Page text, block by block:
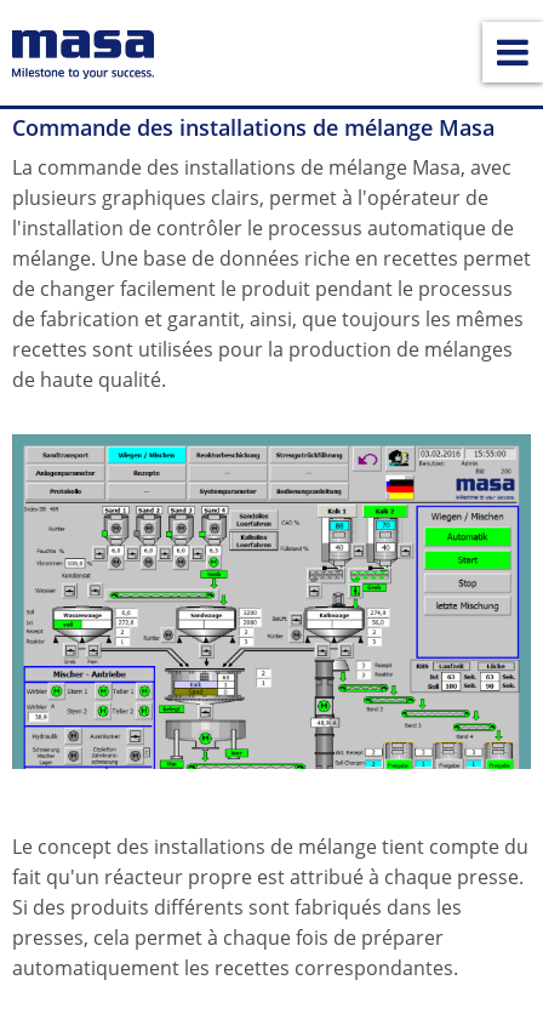
Commande des installations de mélange Masa
La commande des installations de mélange Masa, avec
plusieurs graphiques clairs, permet à l'opérateur de
l'installation de contrôler le processus automatique de
mélange. Une base de données riche en recettes permet
de changer facilement le produit pendant le processus
de fabrication et garantit, ainsi, que toujours les mêmes
recettes sont utilisées pour la production de mélanges
de haute qualité.
Le concept des installations de mélange tient compte du
fait qu'un réacteur propre est attribué à chaque presse.
Si des produits différents sont fabriqués dans les
presses, cela permet à chaque fois de préparer
automatiquement les recettes correspondantes.